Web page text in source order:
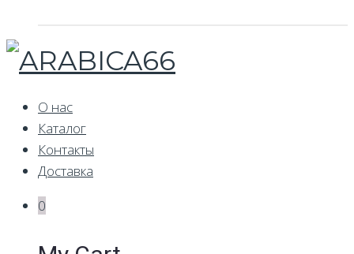
О нас
Каталог
Контакты
Доставка
0